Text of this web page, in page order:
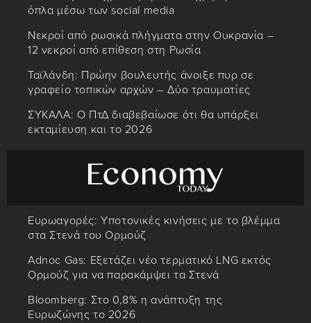
όπλα μέσω των social media
Νεκροί από ρωσικά πλήγματα στην Ουκρανία –
12 νεκροί από επίθεση στη Ρωσία
Ταϊλάνδη: Πρώην βουλευτής άνοιξε πυρ σε
γραφείο τοπικών αρχών – Δύο τραυματίες
ΣΥΚΑΛΑ: Ο ΠτΔ διαβεβαίωσε ότι θα υπάρξει
εκταμίευση και το 2026
Ευρωαγορές: Υποτονικές κινήσεις με το βλέμμα
στα Στενά του Ορμούζ
Adnoc Gas: Εξετάζει νέο τερματικό LNG εκτός
Ορμούζ για να παρακάμψει τα Στενά
Bloomberg: Στο 0,8% η ανάπτυξη της
Ευρωζώνης το 2026